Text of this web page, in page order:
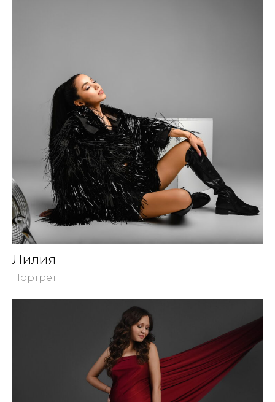
Лилия
Портрет